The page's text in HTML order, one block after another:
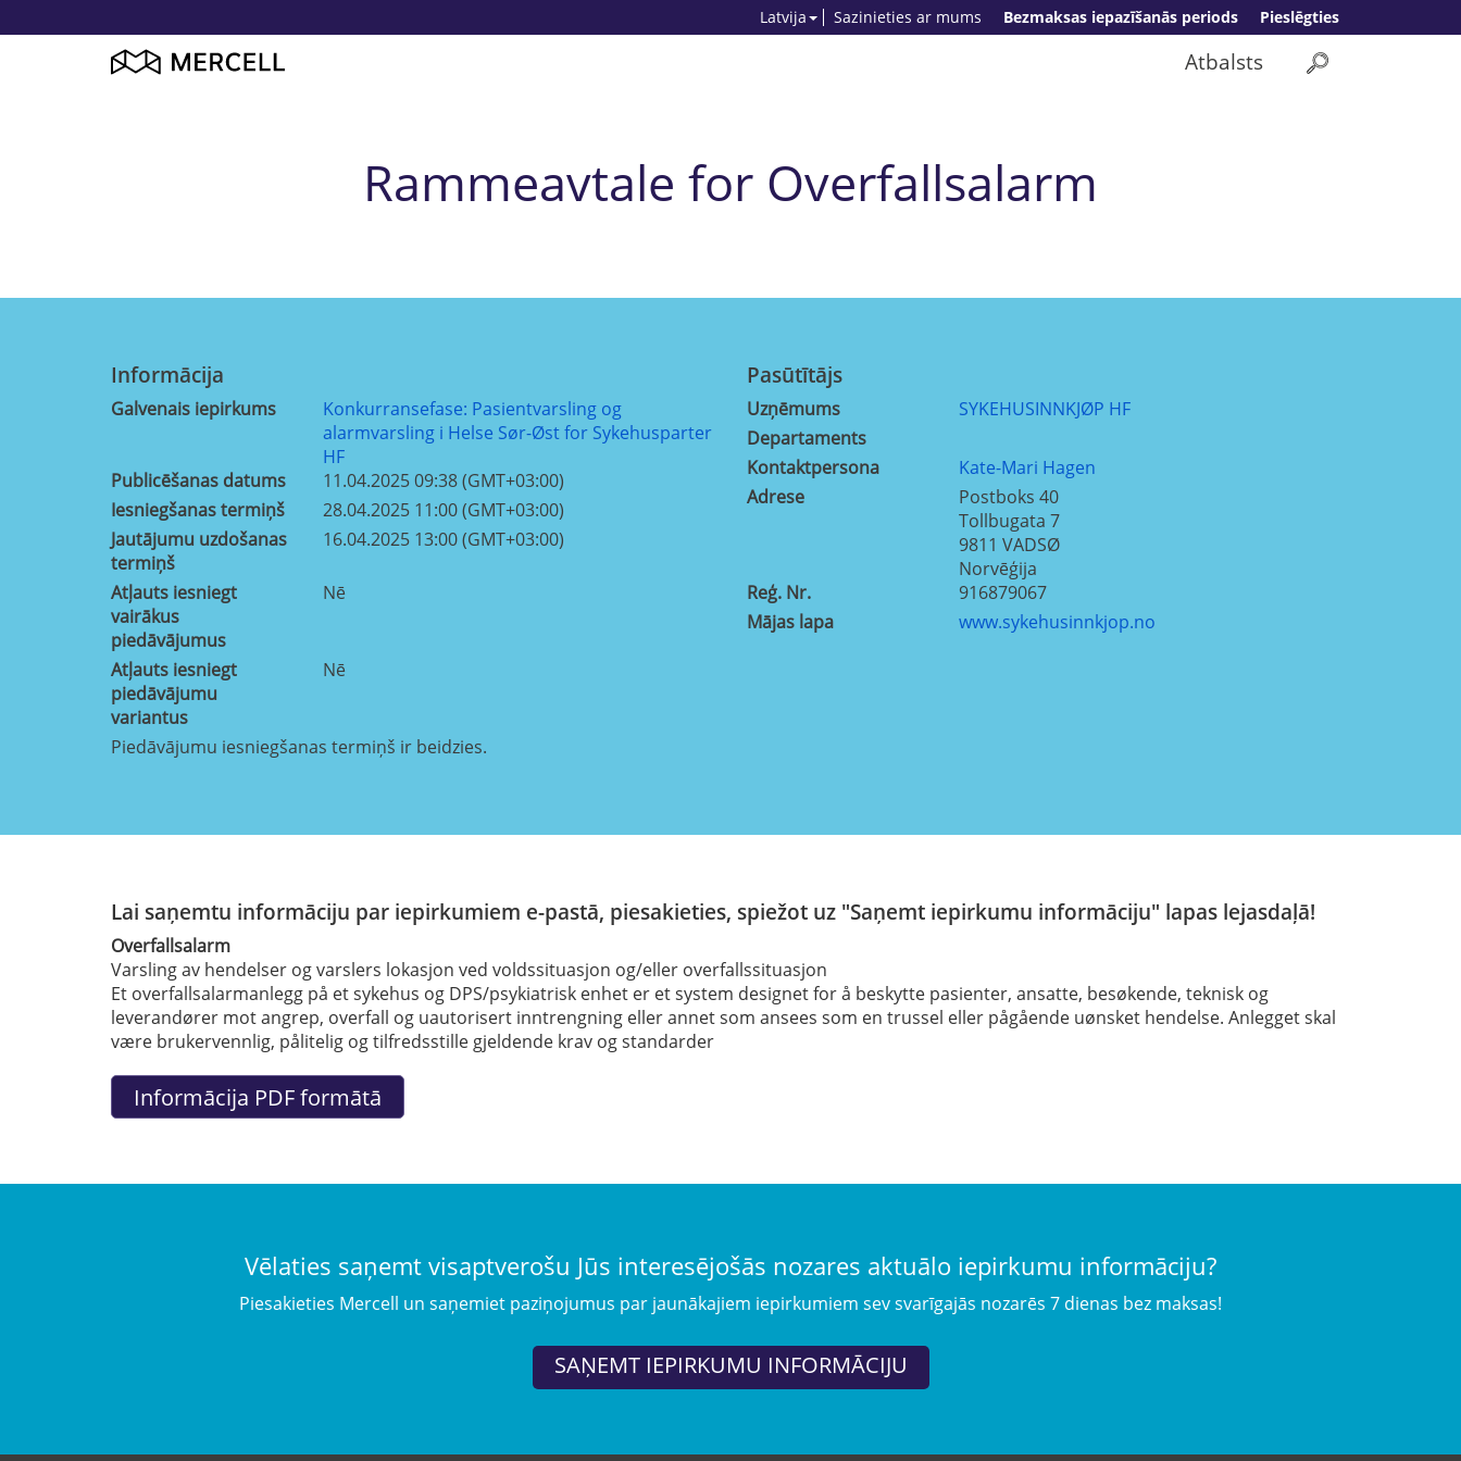
Pieslēgties
Bezmaksas iepazīšanās periods
Sazinieties ar mums
Latvija
Atbalsts
Rammeavtale for Overfallsalarm
Informācija
Galvenais iepirkums
Konkurransefase: Pasientvarsling og
alarmvarsling i Helse Sør-Øst for Sykehusparter
HF
Publicēšanas datums
11.04.2025 09:38 (GMT+03:00)
Iesniegšanas termiņš
28.04.2025 11:00 (GMT+03:00)
Jautājumu uzdošanas
termiņš
16.04.2025 13:00 (GMT+03:00)
Atļauts iesniegt
vairākus
piedāvājumus
Nē
Atļauts iesniegt
piedāvājumu
variantus
Nē
Pasūtītājs
Uzņēmums
SYKEHUSINNKJØP HF
Departaments
Kontaktpersona
Kate-Mari Hagen
Adrese
Postboks 40
Tollbugata 7
9811 VADSØ
Norvēģija
Reģ. Nr.
916879067
Mājas lapa
www.sykehusinnkjop.no
Piedāvājumu iesniegšanas termiņš ir beidzies.
Lai saņemtu informāciju par iepirkumiem e-pastā, piesakieties, spiežot uz "Saņemt iepirkumu informāciju" lapas lejasdaļā!
Overfallsalarm
Varsling av hendelser og varslers lokasjon ved voldssituasjon og/eller overfallssituasjon
Et overfallsalarmanlegg på et sykehus og DPS/psykiatrisk enhet er et system designet for å beskytte pasienter, ansatte, besøkende, teknisk og
leverandører mot angrep, overfall og uautorisert inntrengning eller annet som ansees som en trussel eller pågående uønsket hendelse. Anlegget skal
være brukervennlig, pålitelig og tilfredsstille gjeldende krav og standarder
Vēlaties saņemt visaptverošu Jūs interesējošās nozares aktuālo iepirkumu informāciju?
Piesakieties Mercell un saņemiet paziņojumus par jaunākajiem iepirkumiem sev svarīgajās nozarēs 7 dienas bez maksas!
SAŅEMT IEPIRKUMU INFORMĀCIJU